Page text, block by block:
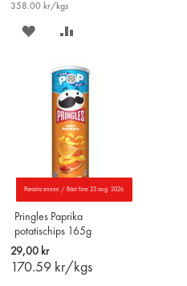
358.00 kr/kgs
SPARA
ÖNSKELISTAN
JÄMFÖR
Parasta ennen / Bäst före 23 aug. 2026
Pringles Paprika
potatischips 165g
29,00 kr
170.59 kr/kgs